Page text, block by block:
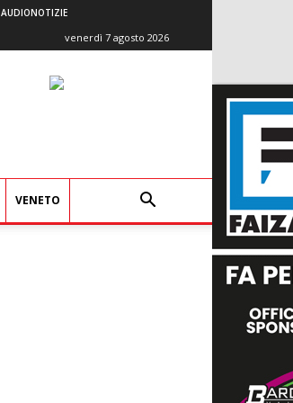
AUDIONOTIZIE
venerdì 7 agosto 2026
VENETO